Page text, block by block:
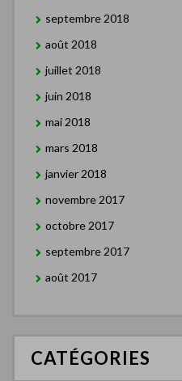
septembre 2018
août 2018
juillet 2018
juin 2018
mai 2018
mars 2018
janvier 2018
novembre 2017
octobre 2017
septembre 2017
août 2017
CATÉGORIES